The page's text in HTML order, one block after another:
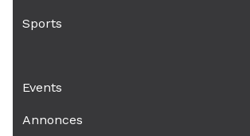
Sports
Events
Annonces